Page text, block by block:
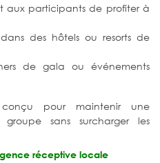
aux participants de profiter à
des hôtels ou resorts de
de gala ou événements
pour maintenir une
sans surcharger les
réceptive locale